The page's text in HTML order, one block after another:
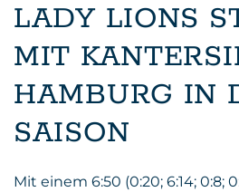
LADY LIONS
MIT
HAMBURG IN
SAISON
Mit einem 6:50 (0:20; 6:14; 0:8;